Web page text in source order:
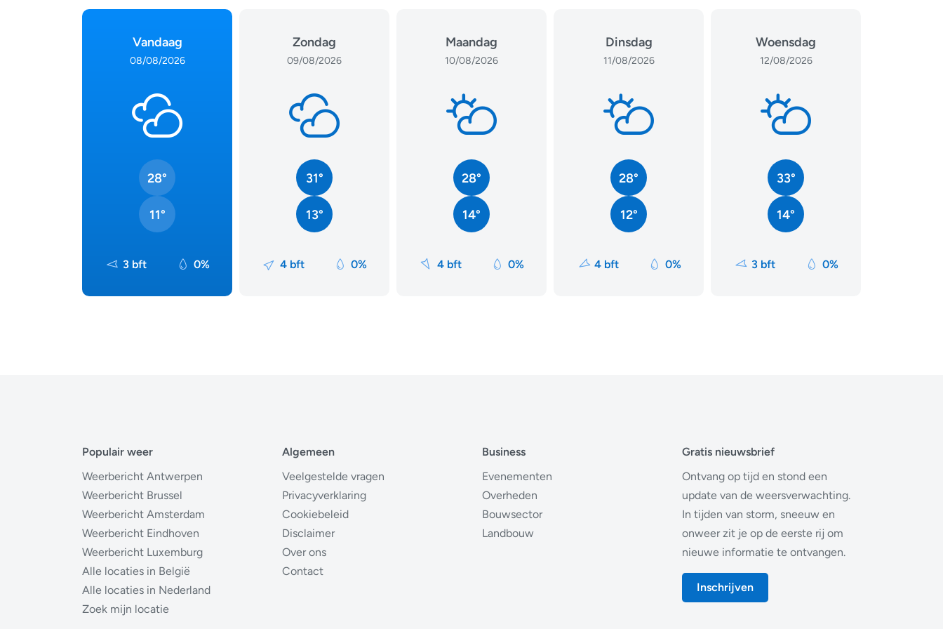
Vandaag
08/08/2026
28°
11°
3 bft 0%
Zondag
09/08/2026
31°
13°
4 bft 0%
Maandag
10/08/2026
28°
14°
4 bft 0%
Dinsdag
11/08/2026
28°
12°
4 bft 0%
Woensdag
12/08/2026
33°
14°
3 bft 0%
Populair weer
Weerbericht Antwerpen
Weerbericht Brussel
Weerbericht Amsterdam
Weerbericht Eindhoven
Weerbericht Luxemburg
Alle locaties in België
Alle locaties in Nederland
Zoek mijn locatie
Algemeen
Veelgestelde vragen
Privacyverklaring
Cookiebeleid
Disclaimer
Over ons
Contact
Business
Evenementen
Overheden
Bouwsector
Landbouw
Gratis nieuwsbrief
Ontvang op tijd en stond een
update van de weersverwachting.
In tijden van storm, sneeuw en
onweer zit je op de eerste rij om
nieuwe informatie te ontvangen.
Inschrijven